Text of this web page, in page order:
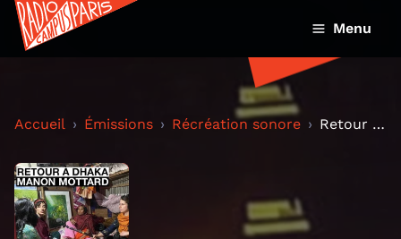
Menu
Accueil Émissions Récréation sonore Retour à Dhaka